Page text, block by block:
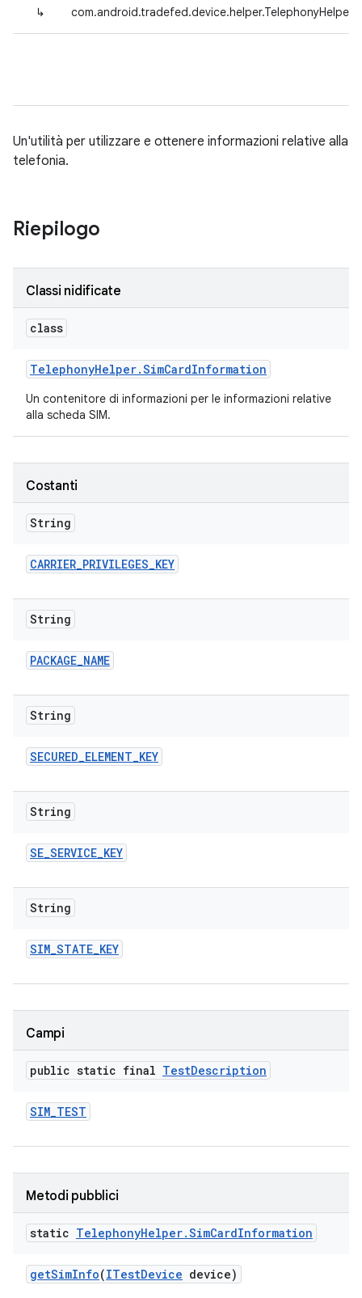
↳ com.android.tradefed.device.helper.TelephonyHelper
Un'utilità per utilizzare e ottenere informazioni relative alla
telefonia.
Riepilogo
Classi nidificate
class
TelephonyHelper.SimCardInformation
Un contenitore di informazioni per le informazioni relative
alla scheda SIM.
Costanti
String
CARRIER_PRIVILEGES_KEY
String
PACKAGE_NAME
String
SECURED_ELEMENT_KEY
String
SE_SERVICE_KEY
String
SIM_STATE_KEY
Campi
public static final TestDescription
SIM_TEST
Metodi pubblici
static TelephonyHelper.SimCardInformation
getSimInfo(ITestDevice device)